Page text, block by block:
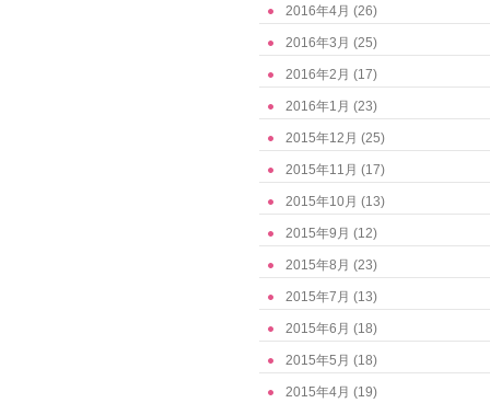
2016年4月 (26)
2016年3月 (25)
2016年2月 (17)
2016年1月 (23)
2015年12月 (25)
2015年11月 (17)
2015年10月 (13)
2015年9月 (12)
2015年8月 (23)
2015年7月 (13)
2015年6月 (18)
2015年5月 (18)
2015年4月 (19)